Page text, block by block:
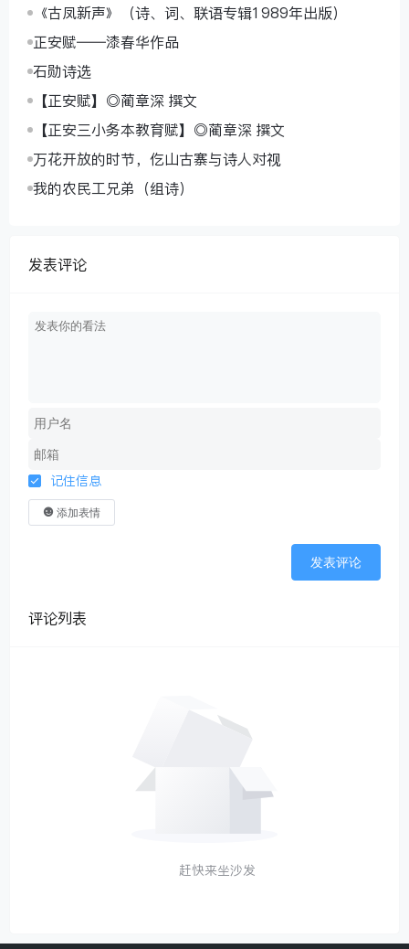
《古凤新声》（诗、词、联语专辑1989年出版）
正安赋——漆春华作品
石勋诗选
【正安赋】◎蔺章深 撰文
【正安三小务本教育赋】◎蔺章深 撰文
万花开放的时节，仡山古寨与诗人对视
我的农民工兄弟（组诗）
发表评论
记住信息
添加表情
发表评论
评论列表
赶快来坐沙发